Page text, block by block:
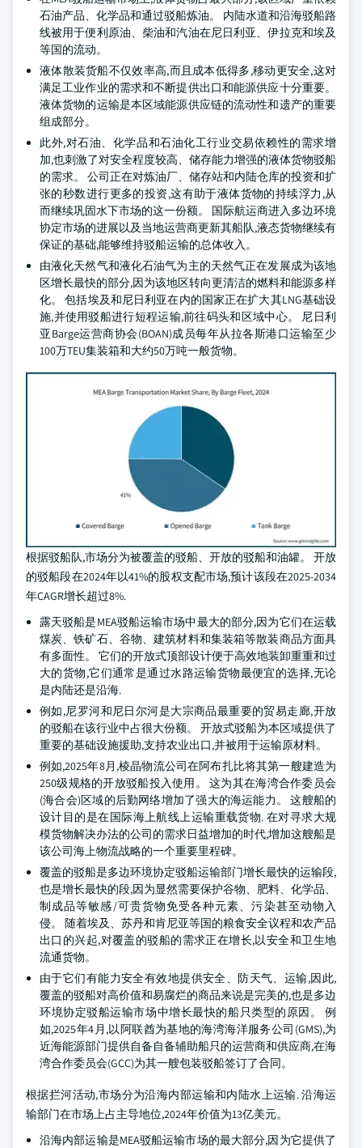
石油产品、化学品和通过驳船炼油。 内陆水道和沿海驳船路
线被用于便利原油、柴油和汽油在尼日利亚、伊拉克和埃及
等国的流动。
液体散装货船不仅效率高,而且成本低得多,移动更安全,这对
满足工业作业的需求和不断提供出口和能源供应十分重要。
液体货物的运输是本区域能源供应链的流动性和遗产的重要
组成部分。
此外,对石油、化学品和石油化工行业交易依赖性的需求增
加,也刺激了对安全程度较高、储存能力增强的液体货物驳船
的需求。 公司正在对炼油厂、储存站和内陆仓库的投资和扩
张的秒数进行更多的投资,这有助于液体货物的持续浮力,从
而继续巩固水下市场的这一份额。 国际航运商进入多边环境
协定市场的进展以及当地运营商更新其船队,液态货物继续有
保证的基础,能够维持驳船运输的总体收入。
由液化天然气和液化石油气为主的天然气正在发展成为该地
区增长最快的部分,因为该地区转向更清洁的燃料和能源多样
化。 包括埃及和尼日利亚在内的国家正在扩大其LNG基础设
施,并使用驳船进行短程运输,前往码头和区域中心。 尼日利
亚Barge运营商协会(BOAN)成员每年从拉各斯港口运输至少
100万TEU集装箱和大约50万吨一般货物。
根据驳船队,市场分为被覆盖的驳船、开放的驳船和油罐。 开放
的驳船段在2024年以41%的股权支配市场,预计该段在2025-2034
年CAGR增长超过8%.
露天驳船是MEA驳船运输市场中最大的部分,因为它们在运载
煤炭、铁矿石、谷物、建筑材料和集装箱等散装商品方面具
有多面性。 它们的开放式顶部设计便于高效地装卸重重和过
大的货物,它们通常是通过水路运输货物最便宜的选择,无论
是内陆还是沿海.
例如,尼罗河和尼日尔河是大宗商品最重要的贸易走廊,开放
的驳船在该行业中占很大份额。 开放式驳船为本区域提供了
重要的基础设施援助,支持农业出口,并被用于运输原材料。
例如,2025年8月,棱晶物流公司在阿布扎比将其第一艘建造为
250级规格的开放驳船投入使用。 这为其在海湾合作委员会
(海合会)区域的后勤网络增加了强大的海运能力。 这艘船的
设计目的是在国际海上航线上运输重载货物. 在对寻求大规
模货物解决办法的公司的需求日益增加的时代,增加这艘船是
该公司海上物流战略的一个重要里程碑。
覆盖的驳船是多边环境协定驳船运输部门增长最快的运输段,
也是增长最快的段,因为显然需要保护谷物、肥料、化学品、
制成品等敏感/可贵货物免受各种元素、污染甚至动物入
侵。 随着埃及、苏丹和肯尼亚等国的粮食安全议程和农产品
出口的兴起,对覆盖的驳船的需求正在增长,以安全和卫生地
流通货物。
由于它们有能力安全有效地提供安全、防天气、运输,因此,
覆盖的驳船对高价值和易腐烂的商品来说是完美的,也是多边
环境协定驳船运输市场中增长最快的船只类型的原因。 例
如,2025年4月,以阿联酋为基地的海湾海洋服务公司(GMS),为
近海能源部门提供自备自备辅助船只的运营商和供应商,在海
湾合作委员会(GCC)为其一艘包装驳船签订了合同。
根据拦河活动,市场分为沿海内部运输和内陆水上运输. 沿海运
输部门在市场上占主导地位,2024年价值为13亿美元。
沿海内部运输是MEA驳船运输市场的最大部分,因为它提供了